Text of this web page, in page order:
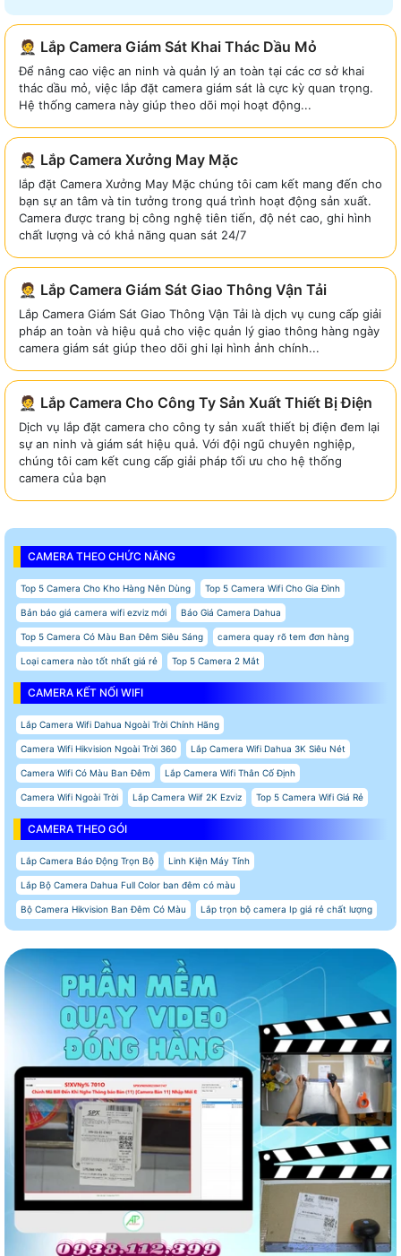
🤵 Lắp Camera Giám Sát Khai Thác Dầu Mỏ
Để nâng cao việc an ninh và quản lý an toàn tại các cơ sở khai
thác dầu mỏ, việc lắp đặt camera giám sát là cực kỳ quan trọng.
Hệ thống camera này giúp theo dõi mọi hoạt động...
🤵 Lắp Camera Xưởng May Mặc
lắp đặt Camera Xưởng May Mặc chúng tôi cam kết mang đến cho
bạn sự an tâm và tin tưởng trong quá trình hoạt động sản xuất.
Camera được trang bị công nghệ tiên tiến, độ nét cao, ghi hình
chất lượng và có khả năng quan sát 24/7
🤵 Lắp Camera Giám Sát Giao Thông Vận Tải
Lắp Camera Giám Sát Giao Thông Vận Tải là dịch vụ cung cấp giải
pháp an toàn và hiệu quả cho việc quản lý giao thông hàng ngày
camera giám sát giúp theo dõi ghi lại hình ảnh chính...
🤵 Lắp Camera Cho Công Ty Sản Xuất Thiết Bị Điện
Dịch vụ lắp đặt camera cho công ty sản xuất thiết bị điện đem lại
sự an ninh và giám sát hiệu quả. Với đội ngũ chuyên nghiệp,
chúng tôi cam kết cung cấp giải pháp tối ưu cho hệ thống
camera của bạn
CAMERA THEO CHỨC NĂNG
Top 5 Camera Cho Kho Hàng Nên Dùng Top 5 Camera Wifi Cho Gia Đình
Bản báo giá camera wifi ezviz mới Báo Giá Camera Dahua
Top 5 Camera Có Màu Ban Đêm Siêu Sáng camera quay rõ tem đơn hàng
Loại camera nào tốt nhất giá rẻ Top 5 Camera 2 Mắt
CAMERA KẾT NỐI WIFI
Lắp Camera Wifi Dahua Ngoài Trời Chính Hãng
Camera Wifi Hikvision Ngoài Trời 360 Lắp Camera Wifi Dahua 3K Siêu Nét
Camera Wifi Có Màu Ban Đêm Lắp Camera Wifi Thân Cố Định
Camera Wifi Ngoài Trời Lắp Camera Wiif 2K Ezviz Top 5 Camera Wifi Giá Rẻ
CAMERA THEO GÓI
Lắp Camera Báo Động Trọn Bộ Linh Kiện Máy Tính
Lắp Bộ Camera Dahua Full Color ban đêm có màu
Bộ Camera Hikvision Ban Đêm Có Màu Lắp trọn bộ camera Ip giá rẻ chất lượng